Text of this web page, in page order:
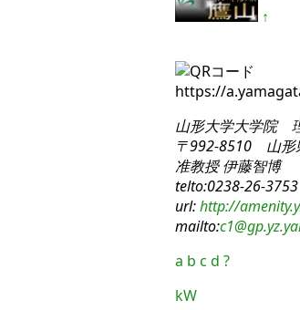
↑
https://
山形大学大学院
〒992-8510 山形
准教授 伊藤智博
telto:0238-26-3753
url:http://
mailto:c1
a b c d ?
kW